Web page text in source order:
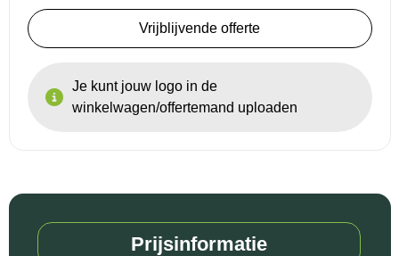
Vrijblijvende offerte
Je kunt jouw logo in de
winkelwagen/offertemand uploaden
Prijsinformatie